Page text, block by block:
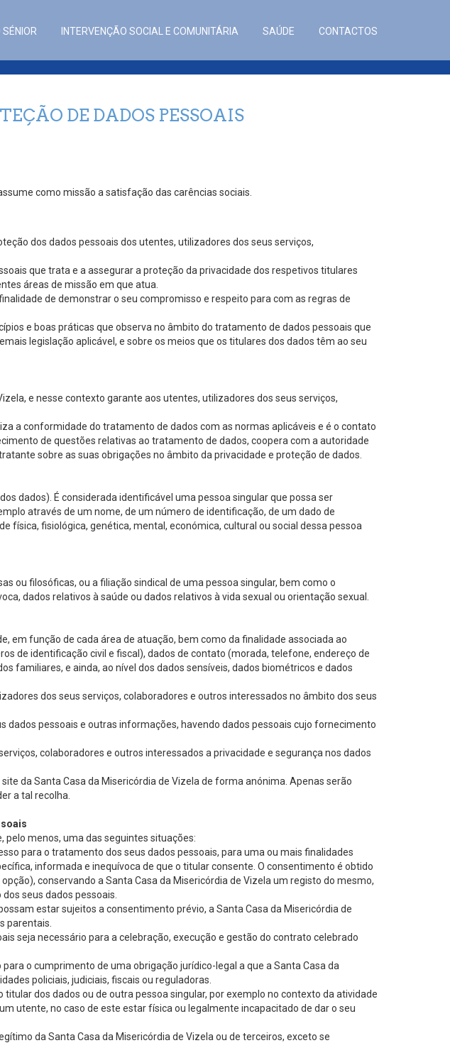
INTERVENÇÃO SOCIAL E COMUNITÁRIA SAÚDE CONTACTOS
DE DADOS PESSOAIS
como missão a satisfação das carências sociais.
dos dados pessoais dos utentes, utilizadores dos seus serviços,
que trata e a assegurar a proteção da privacidade dos respetivos titulares
áreas de missão em que atua.
de demonstrar o seu compromisso e respeito para com as regras de
e boas práticas que observa no âmbito do tratamento de dados pessoais que
legislação aplicável, e sobre os meios que os titulares dos dados têm ao seu
e nesse contexto garante aos utentes, utilizadores dos seus serviços,
a conformidade do tratamento de dados com as normas aplicáveis e é o contato
de questões relativas ao tratamento de dados, coopera com a autoridade
sobre as suas obrigações no âmbito da privacidade e proteção de dados.
dados). É considerada identificável uma pessoa singular que possa ser
através de um nome, de um número de identificação, de um dado de
física, fisiológica, genética, mental, económica, cultural ou social dessa pessoa
ou filosóficas, ou a filiação sindical de uma pessoa singular, bem como o
dados relativos à saúde ou dados relativos à vida sexual ou orientação sexual.
em função de cada área de atuação, bem como da finalidade associada ao
de identificação civil e fiscal), dados de contato (morada, telefone, endereço de
familiares, e ainda, ao nível dos dados sensíveis, dados biométricos e dados
dos seus serviços, colaboradores e outros interessados no âmbito dos seus
pessoais e outras informações, havendo dados pessoais cujo fornecimento
colaboradores e outros interessados a privacidade e segurança nos dados
da Santa Casa da Misericórdia de Vizela de forma anónima. Apenas serão
a tal recolha.
pelo menos, uma das seguintes situações:
para o tratamento dos seus dados pessoais, para uma ou mais finalidades
informada e inequívoca de que o titular consente. O consentimento é obtido
conservando a Santa Casa da Misericórdia de Vizela um registo do mesmo,
seus dados pessoais.
estar sujeitos a consentimento prévio, a Santa Casa da Misericórdia de
parentais.
seja necessário para a celebração, execução e gestão do contrato celebrado
o cumprimento de uma obrigação jurídico-legal a que a Santa Casa da
policiais, judiciais, fiscais ou reguladoras.
dos dados ou de outra pessoa singular, por exemplo no contexto da atividade
utente, no caso de este estar física ou legalmente incapacitado de dar o seu
da Santa Casa da Misericórdia de Vizela ou de terceiros, exceto se